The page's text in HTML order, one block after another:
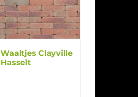
Waaltjes Clayville
Hasselt